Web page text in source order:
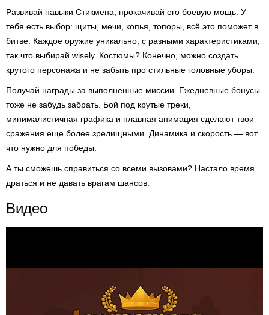
Развивай навыки Стикмена, прокачивай его боевую мощь. У
тебя есть выбор: щиты, мечи, копья, топоры, всё это поможет в
битве. Каждое оружие уникально, с разными характеристиками,
так что выбирай wisely. Костюмы? Конечно, можно создать
крутого персонажа и не забыть про стильные головные уборы.
Получай награды за выполненные миссии. Ежедневные бонусы
тоже не забудь забрать. Бой под крутые треки,
минималистичная графика и плавная анимация сделают твои
сражения еще более зрелищными. Динамика и скорость — вот
что нужно для победы.
А ты сможешь справиться со всеми вызовами? Настало время
драться и не давать врагам шансов.
Видео